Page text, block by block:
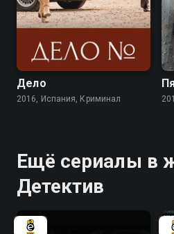
7.2
Дело
2016, Испания, Криминал
Ещё сериалы в
Детектив